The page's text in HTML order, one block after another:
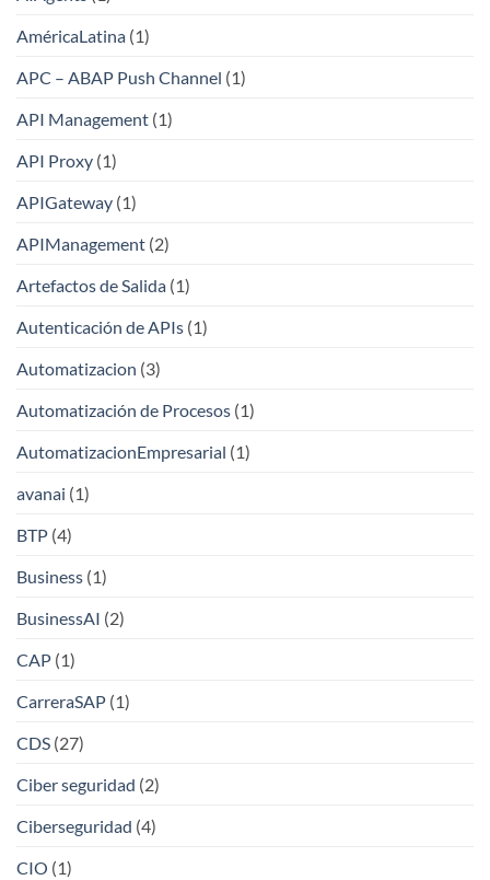
AméricaLatina (1)
APC – ABAP Push Channel (1)
API Management (1)
API Proxy (1)
APIGateway (1)
APIManagement (2)
Artefactos de Salida (1)
Autenticación de APIs (1)
Automatizacion (3)
Automatización de Procesos (1)
AutomatizacionEmpresarial (1)
avanai (1)
BTP (4)
Business (1)
BusinessAI (2)
CAP (1)
CarreraSAP (1)
CDS (27)
Ciber seguridad (2)
Ciberseguridad (4)
CIO (1)